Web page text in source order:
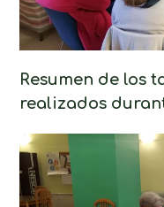
Resumen de los
realizados